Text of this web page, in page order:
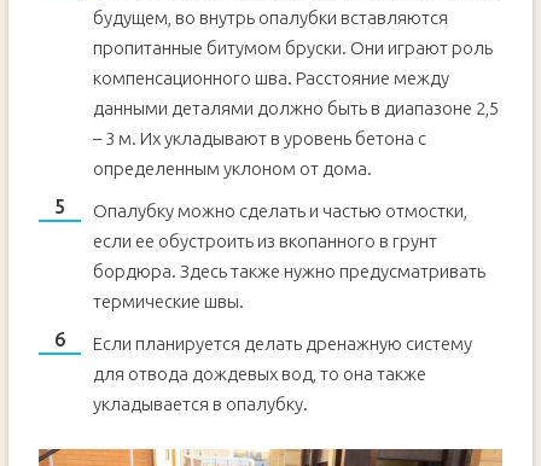
будущем, во внутрь опалубки вставляются
пропитанные битумом бруски. Они играют роль
компенсационного шва. Расстояние между
данными деталями должно быть в диапазоне 2,5
– 3 м. Их укладывают в уровень бетона с
определенным уклоном от дома.
Опалубку можно сделать и частью отмостки,
если ее обустроить из вкопанного в грунт
бордюра. Здесь также нужно предусматривать
термические швы.
Если планируется делать дренажную систему
для отвода дождевых вод, то она также
укладывается в опалубку.